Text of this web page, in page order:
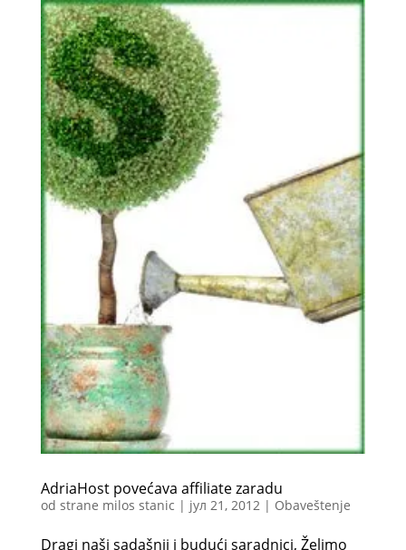
AdriaHost povećava affiliate zaradu
od strane milos stanic | јул 21, 2012| Obaveštenje
Dragi naši sadašnji i budući saradnici, Želimo